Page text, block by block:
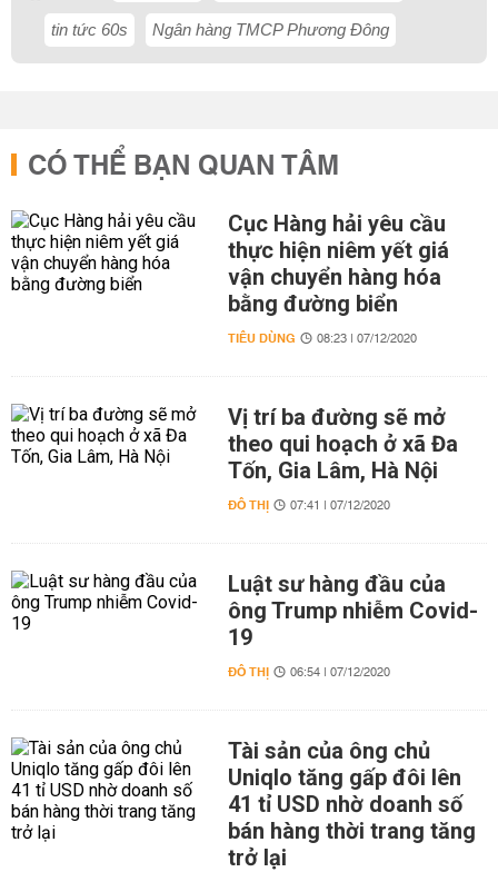
tin tức 60s Ngân hàng TMCP Phương Đông
CÓ THỂ BẠN QUAN TÂM
Cục Hàng hải yêu cầu
thực hiện niêm yết giá
vận chuyển hàng hóa
bằng đường biển
TIÊU DÙNG 08:23 | 07/12/2020
Vị trí ba đường sẽ mở
theo qui hoạch ở xã Đa
Tốn, Gia Lâm, Hà Nội
ĐÔ THỊ 07:41 | 07/12/2020
Luật sư hàng đầu của
ông Trump nhiễm Covid-
19
ĐÔ THỊ 06:54 | 07/12/2020
Tài sản của ông chủ
Uniqlo tăng gấp đôi lên
41 tỉ USD nhờ doanh số
bán hàng thời trang tăng
trở lại